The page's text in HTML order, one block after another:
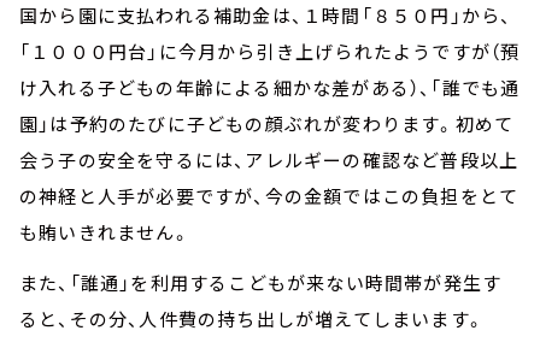
国から園に支払われる補助金は、１時間「８５０円」から、
「１０００円台」に今月から引き上げられたようですが（預
け入れる子どもの年齢による細かな差がある）、「誰でも通
園」は予約のたびに子どもの顔ぶれが変わります。初めて
会う子の安全を守るには、アレルギーの確認など普段以上
の神経と人手が必要ですが、今の金額ではこの負担をとて
も賄いきれません。
また、「誰通」を利用するこどもが来ない時間帯が発生す
ると、その分、人件費の持ち出しが増えてしまいます。